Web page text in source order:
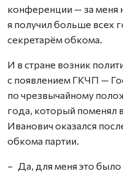
конференции — за меня
я получил больше всех
секретарём обкома.
И в стране возник
с появлением ГКЧП —
по чрезвычайному
года, который поменял
Иванович оказался
обкома партии.
– Да, для меня это